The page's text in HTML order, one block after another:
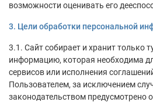
возможности оценивать его
3. Цели обработки персональной
3.1. Сайт собирает и хранит только
информацию, которая необходима
сервисов или исполнения
Пользователем, за исключением
законодательством предусмотрено